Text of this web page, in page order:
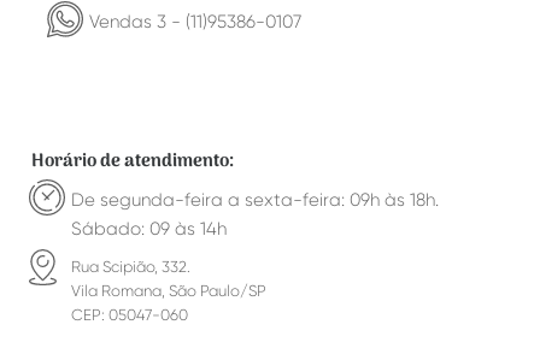
Vendas 3 - (11)95386-0107
Horário de atendimento:
De segunda-feira a sexta-feira: 09h às 18h.
Sábado: 09 às 14h
Rua Scipião, 332.
Vila Romana, São Paulo/SP
CEP: 05047-060